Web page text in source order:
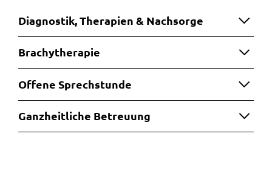
Diagnostik, Therapien & Nachsorge
Brachytherapie
Offene Sprechstunde
Ganzheitliche Betreuung